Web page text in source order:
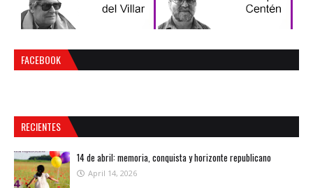
FACEBOOK
RECIENTES
14 de abril: memoria, conquista y horizonte republicano
April 14, 2026